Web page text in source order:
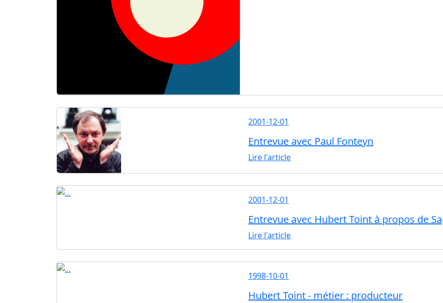
2001-12-01
Entrevue avec Paul Fonteyn
Lire l'article
2001-12-01
Entrevue avec Hubert Toint à propos de
Lire l'article
1998-10-01
Hubert Toint - métier : producteur